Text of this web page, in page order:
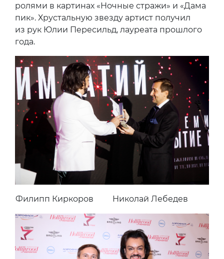
ролями в картинах «Ночные стражи» и «Дама
пик». Хрустальную звезду артист получил
из рук Юлии Пересильд, лауреата прошлого
года.
Филипп Киркоров Николай Лебедев